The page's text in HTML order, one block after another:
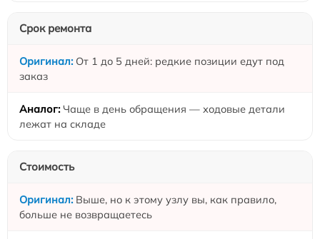
Срок ремонта
От 1 до 5 дней: редкие позиции едут под
заказ
Чаще в день обращения — ходовые детали
лежат на складе
Стоимость
Выше, но к этому узлу вы, как правило,
больше не возвращаетесь